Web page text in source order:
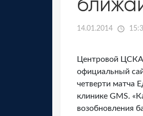
14.01.2014
Центровой
официальный
четверти матча
клинике GMS.
возобновления